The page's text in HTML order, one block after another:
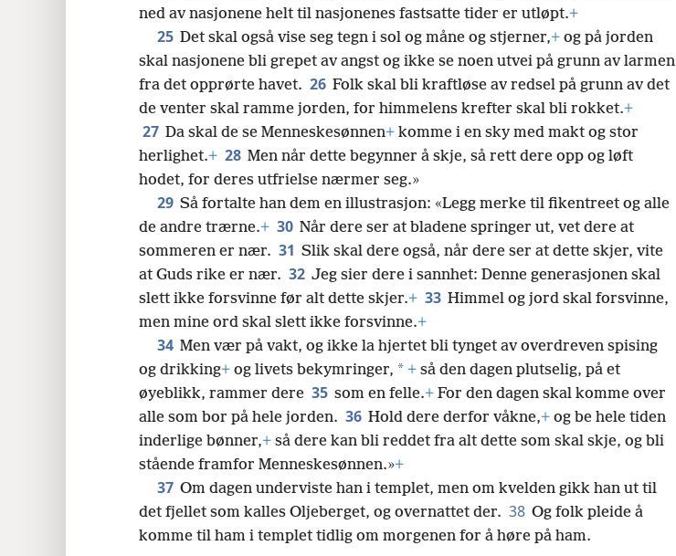
ned av nasjonene helt til nasjonenes fastsatte tider er utløpt.+
25 Det skal også vise seg tegn i sol og måne og stjerner,+ og på jorden
skal nasjonene bli grepet av angst og ikke se noen utvei på grunn av larmen
fra det opprørte havet. 26 Folk skal bli kraftløse av redsel på grunn av det
de venter skal ramme jorden, for himmelens krefter skal bli rokket.+
27 Da skal de se Menneskesønnen+ komme i en sky med makt og stor
herlighet.+ 28 Men når dette begynner å skje, så rett dere opp og løft
hodet, for deres utfrielse nærmer seg.»
29 Så fortalte han dem en illustrasjon: «Legg merke til fikentreet og alle
de andre trærne.+ 30 Når dere ser at bladene springer ut, vet dere at
sommeren er nær. 31 Slik skal dere også, når dere ser at dette skjer, vite
at Guds rike er nær. 32 Jeg sier dere i sannhet: Denne generasjonen skal
slett ikke forsvinne før alt dette skjer.+ 33 Himmel og jord skal forsvinne,
men mine ord skal slett ikke forsvinne.+
34 Men vær på vakt, og ikke la hjertet bli tynget av overdreven spising
og drikking+ og livets bekymringer, * + så den dagen plutselig, på et
øyeblikk, rammer dere 35 som en felle.+ For den dagen skal komme over
alle som bor på hele jorden. 36 Hold dere derfor våkne,+ og be hele tiden
inderlige bønner,+ så dere kan bli reddet fra alt dette som skal skje, og bli
stående framfor Menneskesønnen.»+
37 Om dagen underviste han i templet, men om kvelden gikk han ut til
det fjellet som kalles Oljeberget, og overnattet der. 38 Og folk pleide å
komme til ham i templet tidlig om morgenen for å høre på ham.